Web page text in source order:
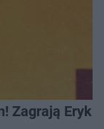
Zagrają Eryk